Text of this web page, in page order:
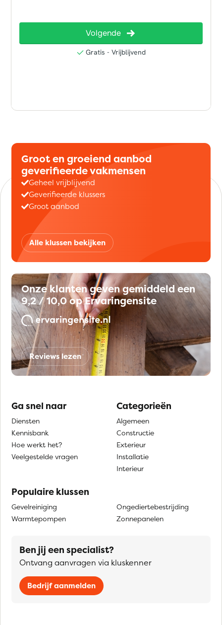
Groot en groeiend aanbod
geverifieerde vakmensen
Geheel vrijblijvend
Geverifieerde klussers
Groot aanbod
Alle klussen bekijken
Onze klanten geven gemiddeld een
9,2 / 10,0 op Ervaringensite
Reviews lezen
Ga snel naar
Diensten
Kennisbank
Hoe werkt het?
Veelgestelde vragen
Categorieën
Algemeen
Constructie
Exterieur
Installatie
Interieur
Populaire klussen
Gevelreiniging
Warmtepompen
Ongediertebestrijding
Zonnepanelen
Ben jij een specialist?
Ontvang aanvragen via kluskenner
Bedrijf aanmelden